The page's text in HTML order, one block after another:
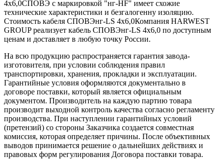
4х6,0СПОВЭ с маркировкой "нг-HF" имеет схожие
технические характеристики и безгалогенну изоляцию.
Стоимость кабеля СПОВЭнг-LS 4х6,0Компания HARWEST
GROUP реализует кабель СПОВЭнг-LS 4х6,0 по доступным
ценам и доставляет в любую точку России.
На всю продукцию распространяется гарантия завода-
изготовителя, при условии соблюдения правил
транспортировки, хранения, прокладки и эксплуатации.
Гарантийные условия оформляются документально в
договоре поставки, который является официальным
документом. Производитель на каждую партию товара
производит выходной контроль качества согласно регламенту
производства. При наступлении гарантийных условий
(претензий) со стороны Заказчика создается совместная
комиссия, которая определяет причины. После объективных
выводов принимается решение о дальнейших действиях и
правовых форм регулирования Договора поставки товара.